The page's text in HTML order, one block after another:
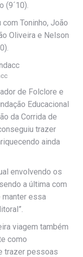
(9´10).
Toninho, João
Oliveira e Nelson
de Folclore e
Educacional
da Corrida de
trazer
ainda
envolvendo os
a última com
manter essa
viagem também
como
trazer pessoas